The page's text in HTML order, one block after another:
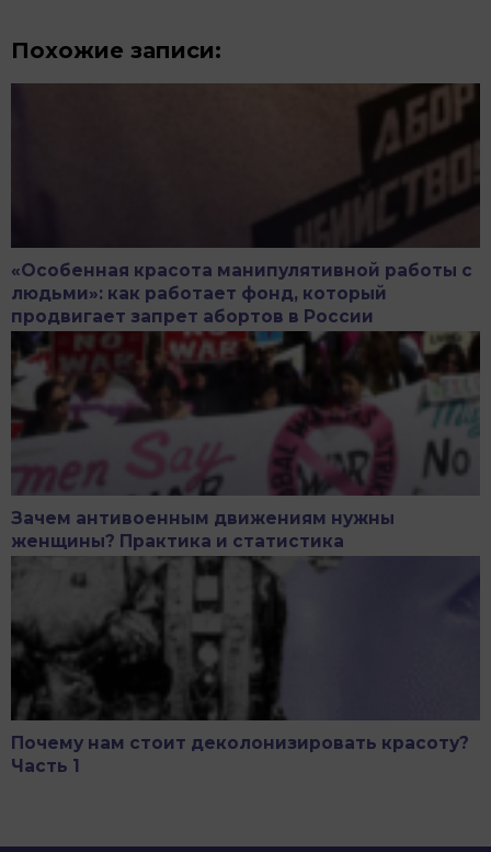
Похожие записи:
«Особенная красота манипулятивной работы с
людьми»: как работает фонд, который
продвигает запрет абортов в России
Зачем антивоенным движениям нужны
женщины? Практика и статистика
Почему нам стоит деколонизировать красоту?
Часть 1